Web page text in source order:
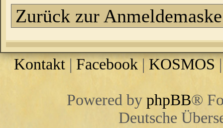
Zurück zur Anmeldemaske
Kontakt | Facebook| KOSMOS
Powered by phpBB®
Deutsche